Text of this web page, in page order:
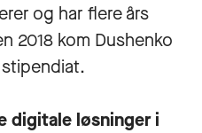
og har flere års
2018 kom Dushenko
digitale løsninger i